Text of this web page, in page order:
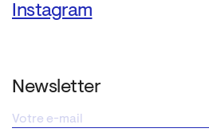
Instagram
Newsletter